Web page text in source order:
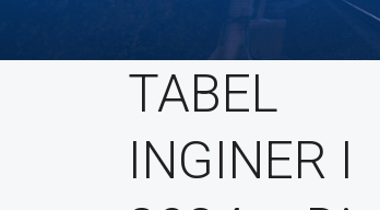
TABEL
INGINER I